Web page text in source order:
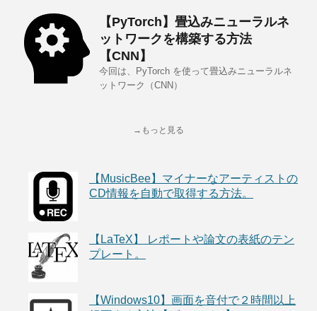
【PyTorch】畳込みニューラルネ
ットワークを構築する方法
【CNN】
今回は、PyTorch を使って畳込みニューラルネ
ットワーク（CNN）
→もっと見る
【MusicBee】マイナーなアーティストの
CD情報を自動で取得する方法。
【LaTeX】 レポートや論文の表紙のテン
プレート。
【Windows10】画面を音付で２時間以上